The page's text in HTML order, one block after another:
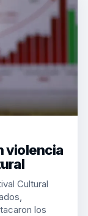
violencia
Cultural
los